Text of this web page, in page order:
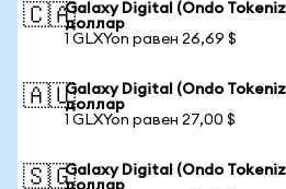
🇨🇦Galaxy Digital (Ondo
доллар
1 GLXYon равен 26,69 $
🇦🇺Galaxy Digital (Ondo
доллар
1 GLXYon равен 27,00 $
🇸🇬Galaxy Digital (Ondo
доллар